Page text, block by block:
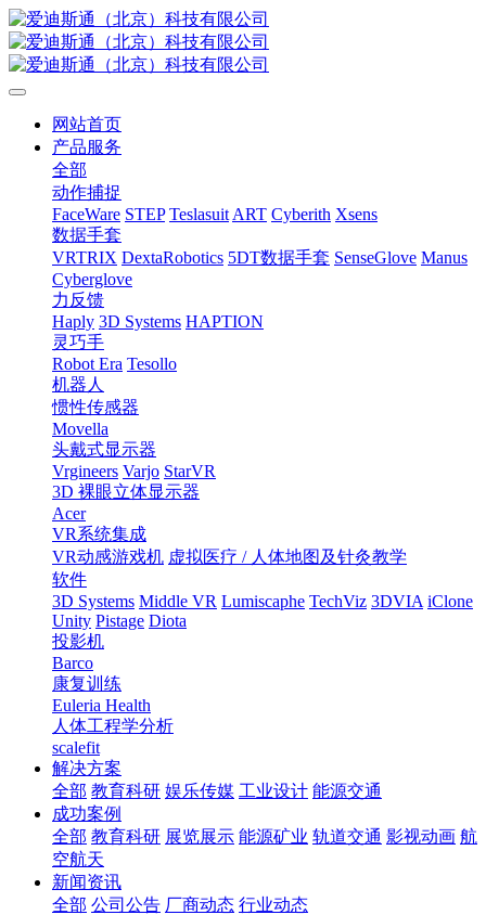
网站首页
产品服务
全部
动作捕捉
FaceWare STEP Teslasuit ART Cyberith Xsens
数据手套
VRTRIX DextaRobotics 5DT数据手套 SenseGlove Manus
Cyberglove
力反馈
Haply 3D Systems HAPTION
灵巧手
Robot Era Tesollo
机器人
惯性传感器
Movella
头戴式显示器
Vrgineers Varjo StarVR
3D 裸眼立体显示器
Acer
VR系统集成
VR动感游戏机 虚拟医疗 / 人体地图及针灸教学
软件
3D Systems Middle VR Lumiscaphe TechViz 3DVIA iClone
Unity Pistage Diota
投影机
Barco
康复训练
Euleria Health
人体工程学分析
scalefit
解决方案
全部 教育科研 娱乐传媒 工业设计 能源交通
成功案例
全部 教育科研 展览展示 能源矿业 轨道交通 影视动画 航
空航天
新闻资讯
全部 公司公告 厂商动态 行业动态